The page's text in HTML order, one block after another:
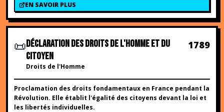
EN SAVOIR PLUS
📜DÉCLARATION DES DROITS DE L'HOMME ET DU
CITOYEN
Droits de l'Homme
1789
Proclamation des droits fondamentaux en France pendant la
Révolution. Elle établit l'égalité des citoyens devant la loi et
les libertés individuelles.